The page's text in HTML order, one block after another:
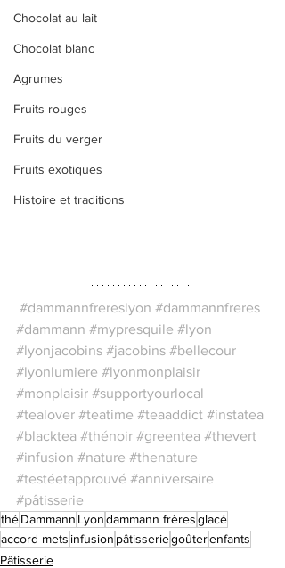
Chocolat au lait
Chocolat blanc
Agrumes
Fruits rouges
Fruits du verger
Fruits exotiques
Histoire et traditions
#dammannfrereslyon #dammannfreres
#dammann #mypresquile #lyon
#lyonjacobins #jacobins #bellecour
#lyonlumiere #lyonmonplaisir
#monplaisir #supportyourlocal
#tealover #teatime #teaaddict #instatea
#blacktea #thénoir #greentea #thevert
#infusion #nature #thenature
#testéetapprouvé #anniversaire
#pâtisserie
théDammann Lyondammann frèresglacé
accord mets infusion pâtisseriegoûterenfants
Pâtisserie